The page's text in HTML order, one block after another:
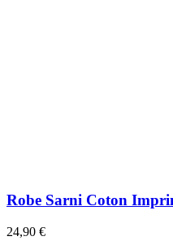
Robe Sarni Coton
24,90 €